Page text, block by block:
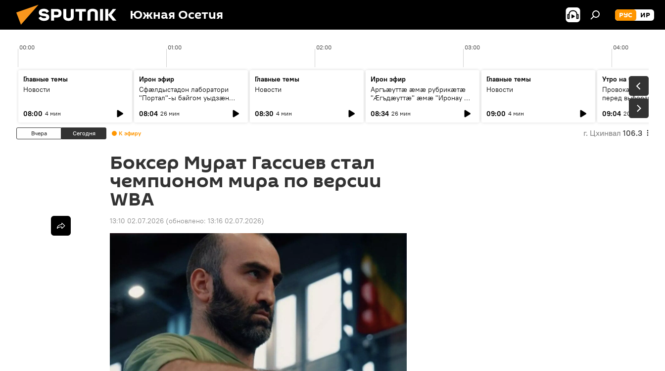
Южная Осетия РУС ИР
00:00 01:00 02:00 03:00 04:00
Главные темы
Новости
08:00 4 мин
Ирон эфир
Сфæлдыстадон лаборатори
"Портал"-ы байгом уыдзæн
Æхсары куыстыты равдыст
08:04 26 мин
Главные темы
Новости
08:30 4 мин
Ирон эфир
Аргъæуттæ æмæ рубрикæтæ
"Æгъдæуттæ" æмæ "Иронау æй
08:34 26 мин
Главные темы
Новости
09:00 4 мин
Утро на Спутнике
Провокации со
перед выборами в
09:04 20 мин
Вчера Сегодня К эфиру г. Цхинвал 106.3
Боксер Мурат Гассиев стал
чемпионом мира по версии
WBA
13:10 02.07.2026 (обновлено: 13:16 02.07.2026)